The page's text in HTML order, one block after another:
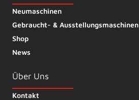
Neumaschinen
Gebraucht- & Ausstellungsmaschinen
Shop
News
Über Uns
Kontakt